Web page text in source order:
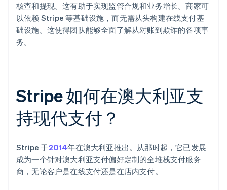
核查和提现。这有助于实现监管合规和业务增长。商家可
以依赖 Stripe 等基础设施，而无需从头构建在线支付基
础设施。这使得团队能够全面了解从对账到欺诈的各项事
务。
Stripe 如何在澳大利亚支
持现代支付？
Stripe 于2014年在澳大利亚推出。从那时起，它已发展
成为一个针对澳大利亚支付偏好定制的全堆栈支付服务
商，无论客户是在线支付还是在店内支付。